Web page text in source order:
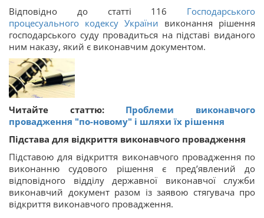
Відповідно до статті 116 Господарського
процесуального кодексу України виконання рішення
господарського суду провадиться на підставі виданого
ним наказу, який є виконавчим документом.
Читайте статтю: Проблеми виконавчого
провадження "по-новому" і шляхи їх рішення
Підстава для відкриття виконавчого провадження
Підставою для відкриття виконавчого провадження по
виконанню судового рішення є пред’явлений до
відповідного відділу державної виконавчої служби
виконавчий документ разом із заявою стягувача про
відкриття виконавчого провадження.